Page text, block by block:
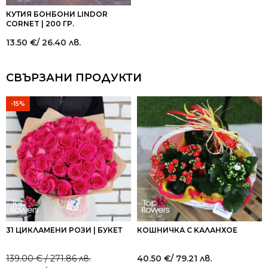
КУТИЯ БОНБОНИ LINDOR
CORNET | 200 ГР.
13.50 €/ 26.40 лв.
СВЪРЗАНИ ПРОДУКТИ
-15%
31 ЦИКЛАМЕНИ РОЗИ | БУКЕТ
Original
139.00€/ 271.86 лв.
Current
КОШНИЧКА С KАЛАНХОЕ
40.50 €/ 79.21 лв.